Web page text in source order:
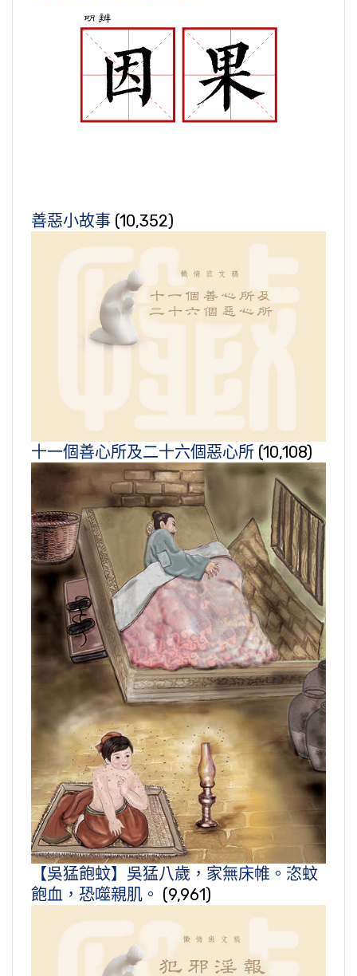
善惡小故事 (10,352)
十一個善心所及二十六個惡心所 (10,108)
【吳猛飽蚊】吳猛八歲，家無床帷。恣蚊
飽血，恐噬親肌。 (9,961)